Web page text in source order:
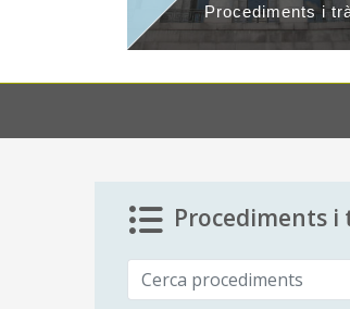
Procediments i
Procediments